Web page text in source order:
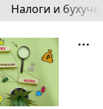
Налоги и